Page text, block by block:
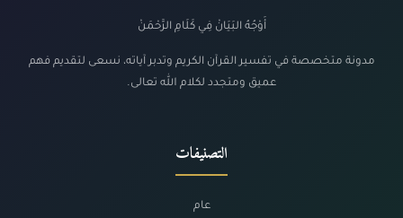
أَوْجُهُ البَيَانْ فِي كَلَامِ الرَّحْمَنْ
مدونة متخصصة في تفسير القرآن الكريم وتدبر آياته، نسعى لتقديم فهم
عميق ومتجدد لكلام الله تعالى.
التصنيفات
عام